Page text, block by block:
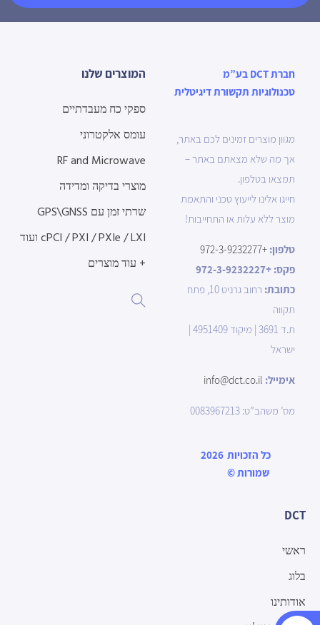
חברת DCT בע”מ
טכנולוגיות תקשורת דיגיטלית
מגוון מוצרים זמינים לכם באתר,
אך מה שלא מצאתם באתר –
תמצאו בטלפון.
חייגו אלינו לייעוץ טכני והתאמת
מוצר ללא עלות או התחייבות!
טלפון: +972-3-9232277
פקס: +972-3-9232227
כתובת:
רחוב גרניט 10, פתח
תקווה
ת.ד 3691 | מיקוד 4951409 |
ישראל
אימייל: info@dct.co.il
מס’ משהב”ט: 0083967213
כל הזכויות
שמורות©
2026
המוצרים שלנו
ספקי כח מעבדתיים
עומס אלקטרוני
RF and Microwave
מוצרי בדיקה ומדידה
שרתי זמן עם GPS\GNSS
cPCI / PXI / PXIe / LXI ועוד
+ עוד מוצרים
DCT
ראשי
בלוג
אודותינו